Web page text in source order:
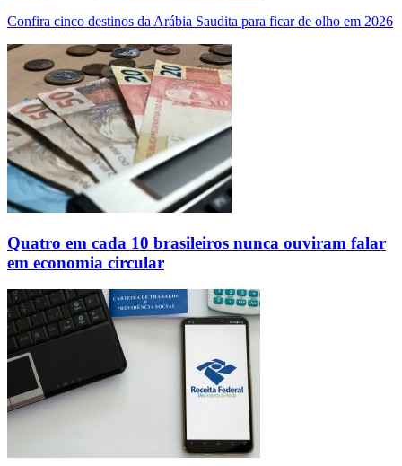
Confira cinco destinos da Arábia Saudita para ficar de olho em 2026
Quatro em cada 10 brasileiros nunca ouviram falar
em economia circular